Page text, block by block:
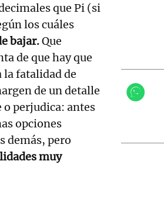
que Pi (si
los cuáles
bajar.Que
de que hay que
la fatalidad de
de un detalle
o perjudica: antes
opciones
demás, pero
muy